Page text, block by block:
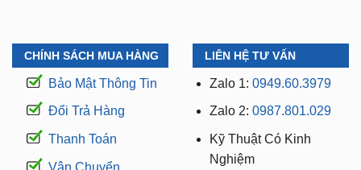
CHÍNH SÁCH MUA HÀNG
Bảo Mật Thông Tin
Đổi Trả Hàng
Thanh Toán
Vận Chuyển
LIÊN HỆ TƯ VẤN
Zalo 1: 0949.60.3979
Zalo 2: 0987.801.029
Kỹ Thuật Có Kinh
Nghiệm